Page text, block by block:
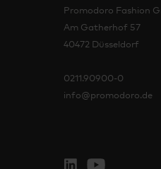
Promodoro Fashion
Am Gatherhof 57
40472 Düsseldorf
0211.90900-0
info@promodoro.de